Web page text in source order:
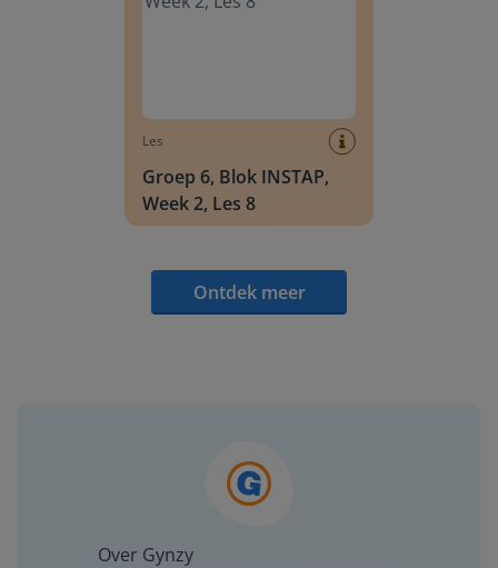
Les
Groep 6, Blok INSTAP,
Week 2, Les 8
Ontdek meer
Over Gynzy